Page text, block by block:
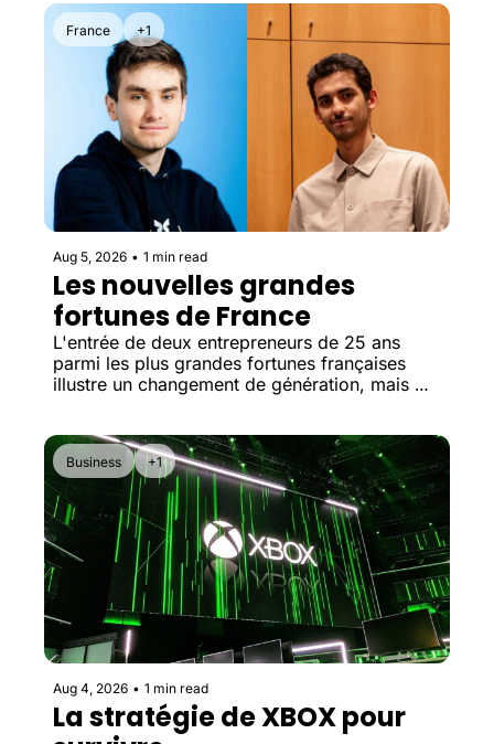
France +1
Aug 5, 2026 • 1 min read
Les nouvelles grandes
fortunes de France
L'entrée de deux entrepreneurs de 25 ans
parmi les plus grandes fortunes françaises
illustre un changement de génération, mais
Business +1
Aug 4, 2026 • 1 min read
La stratégie de XBOX pour